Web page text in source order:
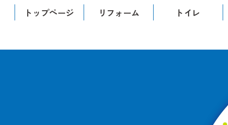
トップページ リフォーム トイレ